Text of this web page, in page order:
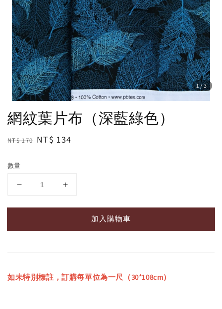
1/3
網紋葉片布（深藍綠色）
Regular
NT$ 170 Sale
NT$ 134
數量
加入購物車
如未特別標註，訂購每單位為一尺（30*108cm）